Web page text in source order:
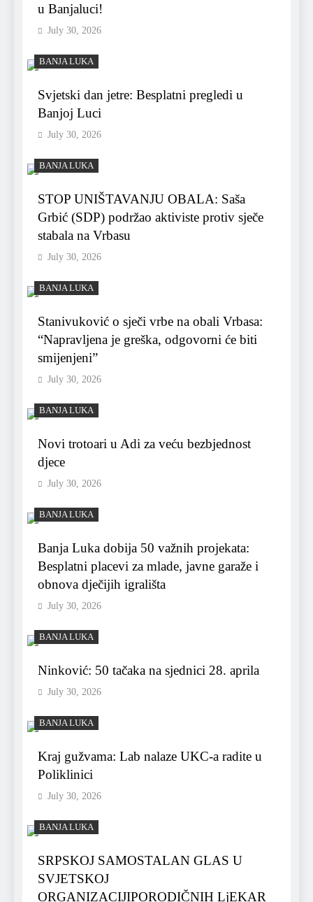
u Banjaluci!
July 30, 2026
BANJA LUKA
Svjetski dan jetre: Besplatni pregledi u
Banjoj Luci
July 30, 2026
BANJA LUKA
STOP UNIŠTAVANJU OBALA: Saša
Grbić (SDP) podržao aktiviste protiv sječe
stabala na Vrbasu
July 30, 2026
BANJA LUKA
Stanivuković o sječi vrbe na obali Vrbasa:
“Napravljena je greška, odgovorni će biti
smijenjeni”
July 30, 2026
BANJA LUKA
Novi trotoari u Adi za veću bezbjednost
djece
July 30, 2026
BANJA LUKA
Banja Luka dobija 50 važnih projekata:
Besplatni placevi za mlade, javne garaže i
obnova dječijih igrališta
July 30, 2026
BANJA LUKA
Ninković: 50 tačaka na sjednici 28. aprila
July 30, 2026
BANJA LUKA
Kraj gužvama: Lab nalaze UKC-a radite u
Poliklinici
July 30, 2026
BANJA LUKA
SRPSKOJ SAMOSTALAN GLAS U
SVJETSKOJ
ORGANIZACIJIPORODIČNIH LjEKAR